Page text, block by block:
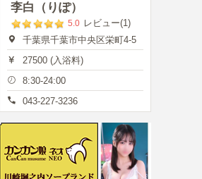
李白（りぽ）
5.0 レビュー(1)
千葉県千葉市中央区栄町4-5
27500 (入浴料)
8:30-24:00
043-227-3236